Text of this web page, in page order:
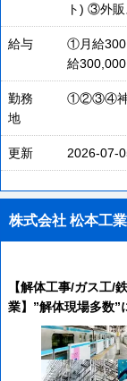
ト) ③外
給与
①月給
給
勤務
地
①②③④神
更新 2026-07-
株式会社 松本工業
【解体工事/ガス工/
業】”解体現場多数”
＆一生使えるスキ